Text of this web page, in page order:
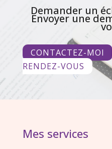
Demander un
Envoyer une
CONTACTEZ-MOI
RENDEZ-VOUS
Mes services